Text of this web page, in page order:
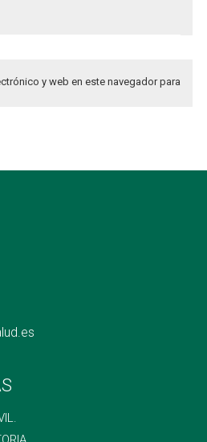
y web en este navegador para